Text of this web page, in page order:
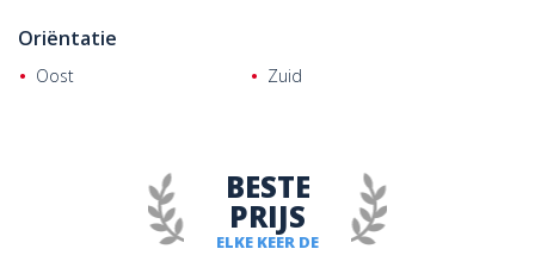
Oriëntatie
Oost Zuid
ELKE KEER DE
BESTE
PRIJS